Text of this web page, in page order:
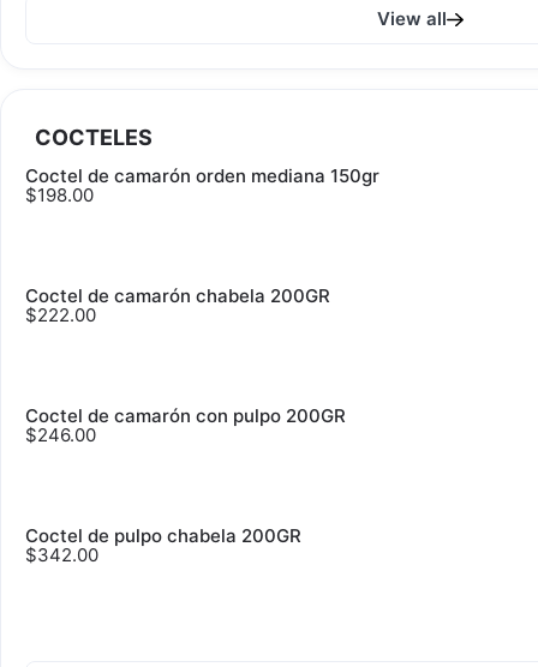
View all
COCTELES
Coctel de camarón orden mediana 150gr
$198.00
Coctel de camarón chabela 200GR
$222.00
Coctel de camarón con pulpo 200GR
$246.00
Coctel de pulpo chabela 200GR
$342.00